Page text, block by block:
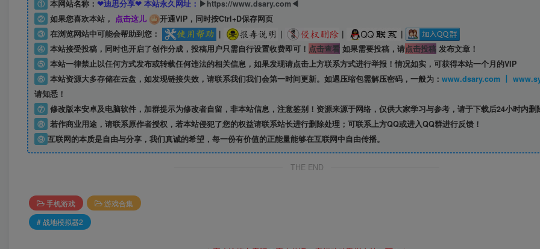
① 本网站名称： ❤迪思分享❤ 本站永久网址： ▶https://www.dsary.com◀
② 如果您喜欢本站， 点击这儿
开通VIP，同时按Ctrl+D保存网页
③ 在浏览网站中可能会帮助到您： | | |
|
④ 本站接受投稿，同时也开启了创作分成，投稿用户只需自行设置收费即可！ 点击查看如果需要投稿，请点击投稿发布文章！
⑤ 本站一律禁止以任何方式发布或转载任何违法的相关信息，如果发现请点击上方联系方式进行举报！情况如实，可获得本站一个月的VIP
⑥ 本站资源大多存储在云盘，如发现链接失效，请联系我们我们会第一时间更新。如遇压缩包需解压密码，一般为：
www.dsary.com
请知悉！
⑦ 修改版本安卓及电脑软件，加群提示为修改者自留， 非本站信息，注意鉴别！资源来源于网络，仅供大家学习与参考，请于下载后24小时内删
⑧ 若作商业用途，请联系原作者授权，若本站侵犯了您的权益请联系站长进行删除处理；可联系上方QQ或进入QQ群进行反馈！
⑨ 互联网的本质是自由与分享，我们真诚的希望，每一份有价值的正能量能够在互联网中自由传播。
THE END
手机游戏
游戏合集
# 战地模拟器2